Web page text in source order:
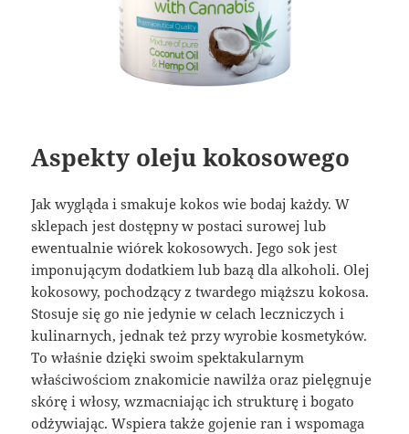
Aspekty oleju kokosowego
Jak wygląda i smakuje kokos wie bodaj każdy. W
sklepach jest dostępny w postaci surowej lub
ewentualnie wiórek kokosowych. Jego sok jest
imponującym dodatkiem lub bazą dla alkoholi. Olej
kokosowy, pochodzący z twardego miąższu kokosa.
Stosuje się go nie jedynie w celach leczniczych i
kulinarnych, jednak też przy wyrobie kosmetyków.
To właśnie dzięki swoim spektakularnym
właściwościom znakomicie nawilża oraz pielęgnuje
skórę i włosy, wzmacniając ich strukturę i bogato
odżywiając. Wspiera także gojenie ran i wspomaga